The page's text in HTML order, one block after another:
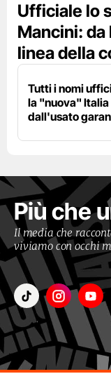
Ufficiale lo
Mancini: da
linea della
Tutti i nomi
la "nuova"
dall'usato
Più che
Il media che
viviamo con occhi